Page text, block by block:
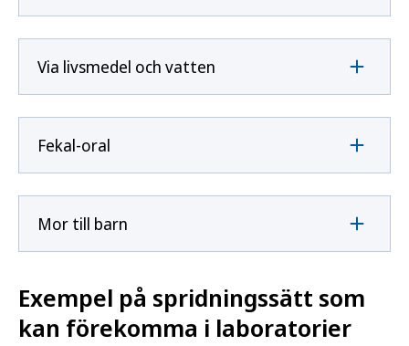
Via livsmedel och vatten
Fekal-oral
Mor till barn
Exempel på spridningssätt som
kan förekomma i laboratorier